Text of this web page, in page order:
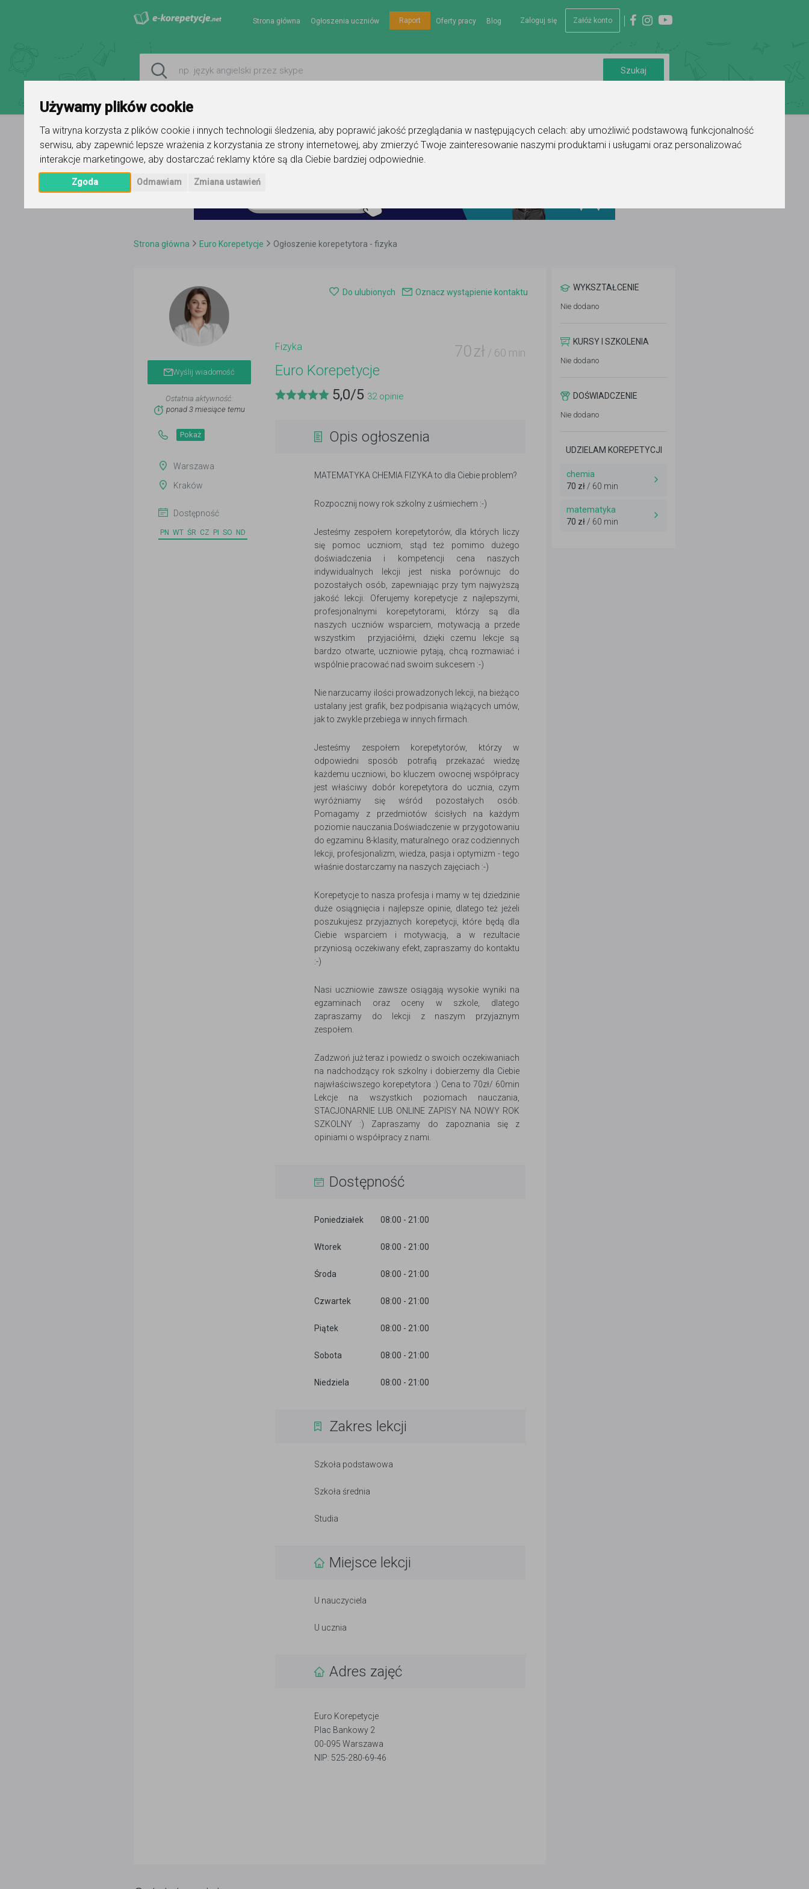
Używamy plików cookie
Ta witryna korzysta z plików cookie i innych technologii śledzenia, aby poprawić jakość przeglądania w następujących celach: aby umożliwić podstawową funkcjonalność
serwisu, aby zapewnić lepsze wrażenia z korzystania ze strony internetowej, aby zmierzyć Twoje zainteresowanie naszymi produktami i usługami oraz personalizować
interakcje marketingowe, aby dostarczać reklamy które są dla Ciebie bardziej odpowiednie.
Zgoda Odmawiam Zmiana ustawień
Zaloguj się Załóż konto
Strona główna Ogłoszenia uczniów Raport Oferty pracy Blog
Strona główna Euro Korepetycje Ogłoszenie korepetytora - fizyka
Do ulubionych Oznacz wystąpienie kontaktu
Wyślij wiadomość
Ostatnia aktywność:
ponad 3 miesiące temu
Pokaż
Warszawa
Kraków
Dostępność
PN WT ŚR CZ PI SO ND
Fizyka 70 zł / 60 min
Euro Korepetycje
5,0/5 32 opinie
Opis ogłoszenia
MATEMATYKA CHEMIA FIZYKA to dla Ciebie problem?
Rozpocznij nowy rok szkolny z uśmiechem :-)
Jesteśmy zespołem korepetytorów, dla których liczy
się pomoc uczniom, stąd też pomimo dużego
doświadczenia i kompetencji cena naszych
indywidualnych lekcji jest niska porównujc do
pozostałych osób, zapewniając przy tym najwyższą
jakość lekcji. Oferujemy korepetycje z najlepszymi,
profesjonalnymi korepetytorami, którzy są dla
naszych uczniów wsparciem, motywacją a przede
wszystkim przyjaciółmi, dzięki czemu lekcje są
bardzo otwarte, uczniowie pytają, chcą rozmawiać i
wspólnie pracować nad swoim sukcesem :-)
Nie narzucamy ilości prowadzonych lekcji, na bieżąco
ustalany jest grafik, bez podpisania wiążących umów,
jak to zwykle przebiega w innych firmach.
Jesteśmy zespołem korepetytorów, którzy w
odpowiedni sposób potrafią przekazać wiedzę
każdemu uczniowi, bo kluczem owocnej współpracy
jest właściwy dobór korepetytora do ucznia, czym
wyróżniamy się wśród pozostałych osób.
Pomagamy z przedmiotów ścisłych na każdym
poziomie nauczania.Doświadczenie w przygotowaniu
do egzaminu 8-klasity, maturalnego oraz codziennych
lekcji, profesjonalizm, wiedza, pasja i optymizm - tego
właśnie dostarczamy na naszych zajęciach :-)
Korepetycje to nasza profesja i mamy w tej dziedzinie
duże osiągnięcia i najlepsze opinie, dlatego też jeżeli
poszukujesz przyjaznych korepetycji, które będą dla
Ciebie wsparciem i motywacją, a w rezultacie
przyniosą oczekiwany efekt, zapraszamy do kontaktu
:-)
Nasi uczniowie zawsze osiągają wysokie wyniki na
egzaminach oraz oceny w szkole, dlatego
zapraszamy do lekcji z naszym przyjaznym
zespołem.
Zadzwoń już teraz i powiedz o swoich oczekiwaniach
na nadchodzący rok szkolny i dobierzemy dla Ciebie
najwłaściwszego korepetytora :) Cena to 70zł/ 60min
Lekcje na wszystkich poziomach nauczania,
STACJONARNIE LUB ONLINE ZAPISY NA NOWY ROK
SZKOLNY :) Zapraszamy do zapoznania się z
opiniami o współpracy z nami.
Dostępność
Poniedziałek 08:00 - 21:00
Wtorek 08:00 - 21:00
Środa 08:00 - 21:00
Czwartek 08:00 - 21:00
Piątek 08:00 - 21:00
Sobota 08:00 - 21:00
Niedziela 08:00 - 21:00
Zakres lekcji
Szkoła podstawowa
Szkoła średnia
Studia
Miejsce lekcji
U nauczyciela
U ucznia
Adres zajęć
Euro Korepetycje
Plac Bankowy 2
00-095 Warszawa
NIP: 525-280-69-46
WYKSZTAŁCENIE
Nie dodano
KURSY I SZKOLENIA
Nie dodano
DOŚWIADCZENIE
Nie dodano
UDZIELAM KOREPETYCJI
chemia
70 zł / 60 min
matematyka
70 zł / 60 min